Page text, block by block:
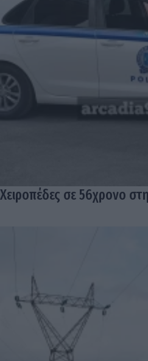
Χειροπέδες σε 56χρονο